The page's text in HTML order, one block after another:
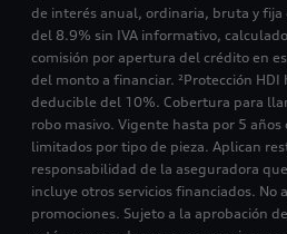
de interés anual, ordinaria, bruta y fija
del 8.9% sin IVA informativo,
comisión por apertura del crédito en
del monto a financiar. ²Protección
deducible del 10%. Cobertura para
robo masivo. Vigente hasta por 5
limitados por tipo de pieza. Aplican
responsabilidad de la aseguradora
incluye otros servicios financiados. No
promociones. Sujeto a la aprobación